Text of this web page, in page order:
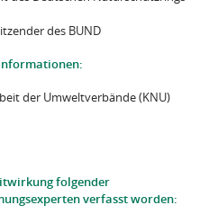
Vorsitzender des BUND
der Umweltverbände (KNU)
folgender
verfasst worden: